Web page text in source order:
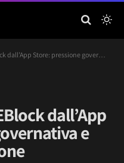
pressione governativa e libertà di espressione
dall’App
e